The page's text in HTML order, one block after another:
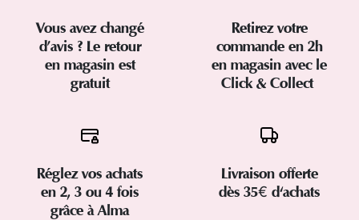
Vous avez changé
d’avis ? Le retour
en magasin est
gratuit
Retirez votre
commande en 2h
en magasin avec le
Click & Collect
Réglez vos achats
en 2, 3 ou 4 fois
grâce à Alma
Livraison offerte
dès 35€ d'achats